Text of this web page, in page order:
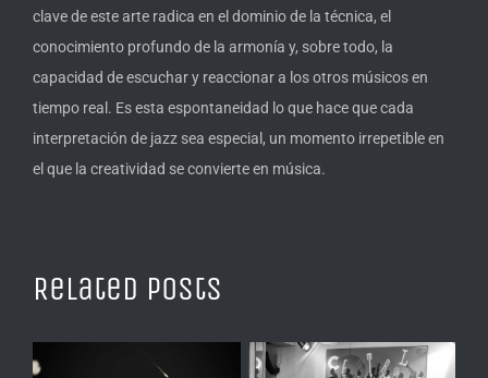
clave de este arte radica en el dominio de la técnica, el
conocimiento profundo de la armonía y, sobre todo, la
capacidad de escuchar y reaccionar a los otros músicos en
tiempo real. Es esta espontaneidad lo que hace que cada
interpretación de jazz sea especial, un momento irrepetible en
el que la creatividad se convierte en música.
Related Posts